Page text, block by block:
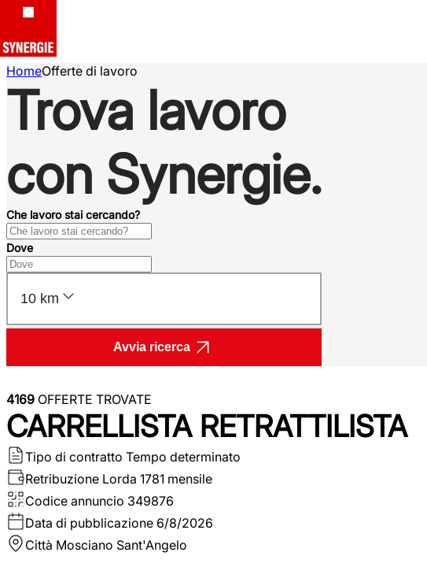
HomeOfferte di lavoro
Trova lavoro
con Synergie.
Che lavoro stai cercando?
Dove
10 km
Avvia ricerca
4169 OFFERTE TROVATE
CARRELLISTA RETRATTILISTA
Tipo di contratto Tempo determinato
Retribuzione Lorda 1781 mensile
Codice annuncio 349876
Data di pubblicazione 6/8/2026
Città Mosciano Sant'Angelo